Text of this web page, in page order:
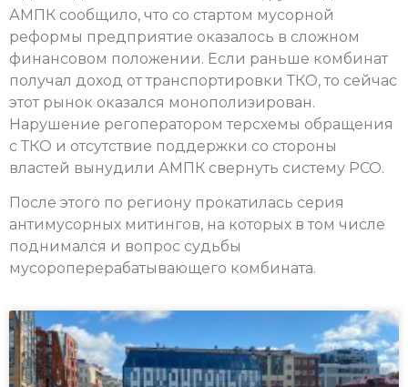
АМПК сообщило, что со стартом мусорной
реформы предприятие оказалось в сложном
финансовом положении. Если раньше комбинат
получал доход от транспортировки ТКО, то сейчас
этот рынок оказался монополизирован.
Нарушение регоператором терсхемы обращения
с ТКО и отсутствие поддержки со стороны
властей вынудили АМПК свернуть систему РСО.
После этого по региону прокатилась серия
антимусорных митингов, на которых в том числе
поднимался и вопрос судьбы
мусороперерабатывающего комбината.